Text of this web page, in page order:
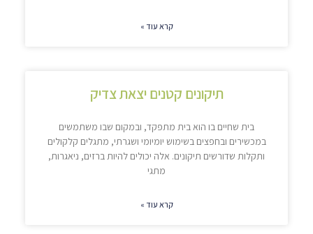
קרא עוד »
תיקונים קטנים יצאת צדיק
בית שחיים בו הוא בית מתפקד, ובמקום שבו משתמשים
במכשירים ובחפצים בשימוש יומיומי ושגרתי, מתגלים קלקולים
ותקלות שדורשים תיקונים. אלה יכולים להיות ברזים, ניאגרות,
מתגי
קרא עוד »